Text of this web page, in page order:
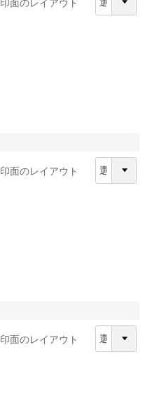
印面のレイアウト
印面のレイアウト
印面のレイアウト